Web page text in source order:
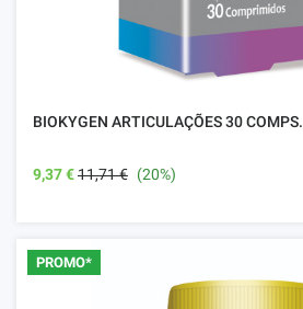
BIOKYGEN ARTICULAÇÕES 30 COMPS.
9,37 €11,71 € (20%)
PROMO*